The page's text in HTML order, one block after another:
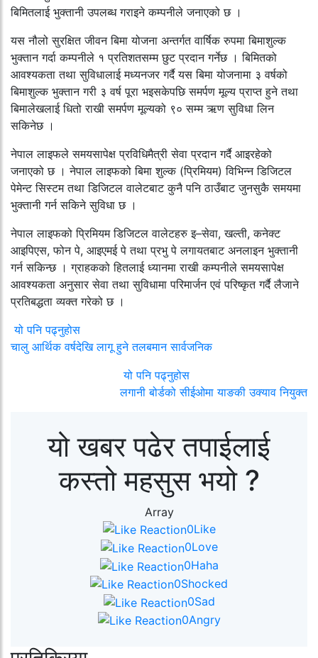
बिमितलाई भुक्तानी उपलब्ध गराइने कम्पनीले जनाएको छ ।
यस नौलो सुरक्षित जीवन बिमा योजना अन्तर्गत वार्षिक रुपमा बिमाशुल्क
भुक्तान गर्दा कम्पनीले १ प्रतिशतसम्म छुट प्रदान गर्नेछ । बिमितको
आवश्यकता तथा सुविधालाई मध्यनजर गर्दै यस बिमा योजनामा ३ वर्षको
बिमाशुल्क भुक्तान गरी ३ वर्ष पूरा भइसकेपछि समर्पण मूल्य प्राप्त हुने तथा
बिमालेखलाई धितो राखी समर्पण मूल्यको ९० सम्म ऋण सुविधा लिन
सकिनेछ ।
नेपाल लाइफले समयसापेक्ष प्रविधिमैत्री सेवा प्रदान गर्दै आइरहेको
जनाएको छ । नेपाल लाइफको बिमा शुल्क (प्रिमियम) विभिन्न डिजिटल
पेमेन्ट सिस्टम तथा डिजिटल वालेटबाट कुनै पनि ठाउँबाट जुनसुकै समयमा
भुक्तानी गर्न सकिने सुविधा छ ।
नेपाल लाइफको प्रिमियम डिजिटल वालेटहरु इ–सेवा, खल्ती, कनेक्ट
आइपिएस, फोन पे, आइएमई पे तथा प्रभु पे लगायतबाट अनलाइन भुक्तानी
गर्न सकिन्छ । ग्राहकको हितलाई ध्यानमा राखी कम्पनीले समयसापेक्ष
आवश्यकता अनुसार सेवा तथा सुविधामा परिमार्जन एवं परिष्कृत गर्दै लैजाने
प्रतिबद्धता व्यक्त गरेको छ ।
यो पनि पढ्नुहोस
चालु आर्थिक वर्षदेखि लागू हुने तलबमान सार्वजनिक
यो पनि पढ्नुहोस
लगानी बोर्डको सीईओमा याङकी उक्याव नियुक्त
यो खबर पढेर तपाईलाई
कस्तो महसुस भयो ?
Array
0Like
0Love
0Haha
0Shocked
0Sad
0Angry